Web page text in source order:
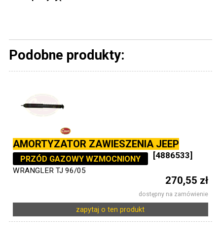
Podobne produkty:
AMORTYZATOR ZAWIESZENIA JEEP
PRZÓD GAZOWY WZMOCNIONY [4886533]
WRANGLER TJ 96/05
270,55 zł
dostępny na zamówienie
zapytaj o ten produkt